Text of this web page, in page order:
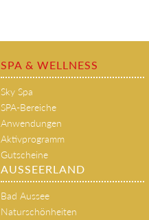
SPA & WELLNESS
Sky Spa
SPA-Bereiche
Anwendungen
Aktivprogramm
Gutscheine
AUSSEERLAND